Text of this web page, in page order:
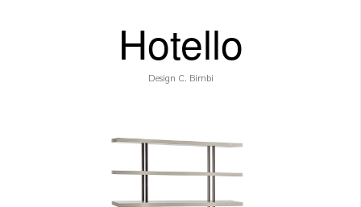
Hotello
Design C. Bimbi